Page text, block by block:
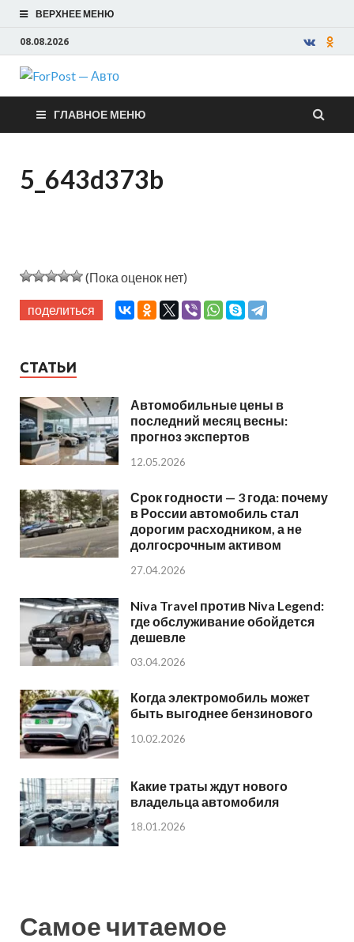
ВЕРХНЕЕ МЕНЮ
08.08.2026
ForPost —
Авто
ГЛАВНОЕ МЕНЮ
5_643d373b
(Пока оценок нет)
поделиться
СТАТЬИ
Автомобильные цены в
последний месяц весны:
прогноз экспертов
12.05.2026
Срок годности — 3 года: почему
в России автомобиль стал
дорогим расходником, а не
долгосрочным активом
27.04.2026
Niva Travel против Niva Legend:
где обслуживание обойдется
дешевле
03.04.2026
Когда электромобиль может
быть выгоднее бензинового
10.02.2026
Какие траты ждут нового
владельца автомобиля
18.01.2026
Самое читаемое